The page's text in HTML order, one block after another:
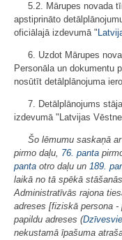
5.2. Mārupes novada
apstiprināto
oficiālajā izdevumā "
6. Uzdot Mārupes
Personāla un dokumentu
nosūtīt detālplānojuma
7. Detālplānojums
izdevumā "Latvijas
Šo lēmumu saskaņā
pirmo daļu, 76. panta
panta otro daļu un 189.
laikā no tā spēkā
Administratīvās rajona
adreses [fiziskā persona
papildu adreses (
nekustamā īpašuma